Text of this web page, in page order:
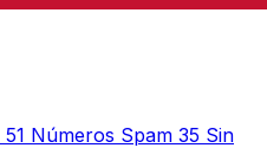
51 Números Spam 35 Sin